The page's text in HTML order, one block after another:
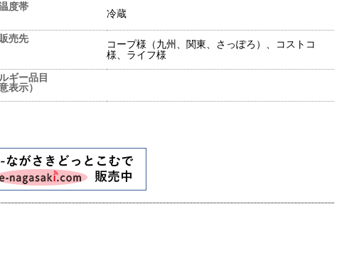
度帯
冷蔵
売先
コープ様（九州、関東、さっぽろ）、コストコ
様、ライフ様
ギー品目
表示）